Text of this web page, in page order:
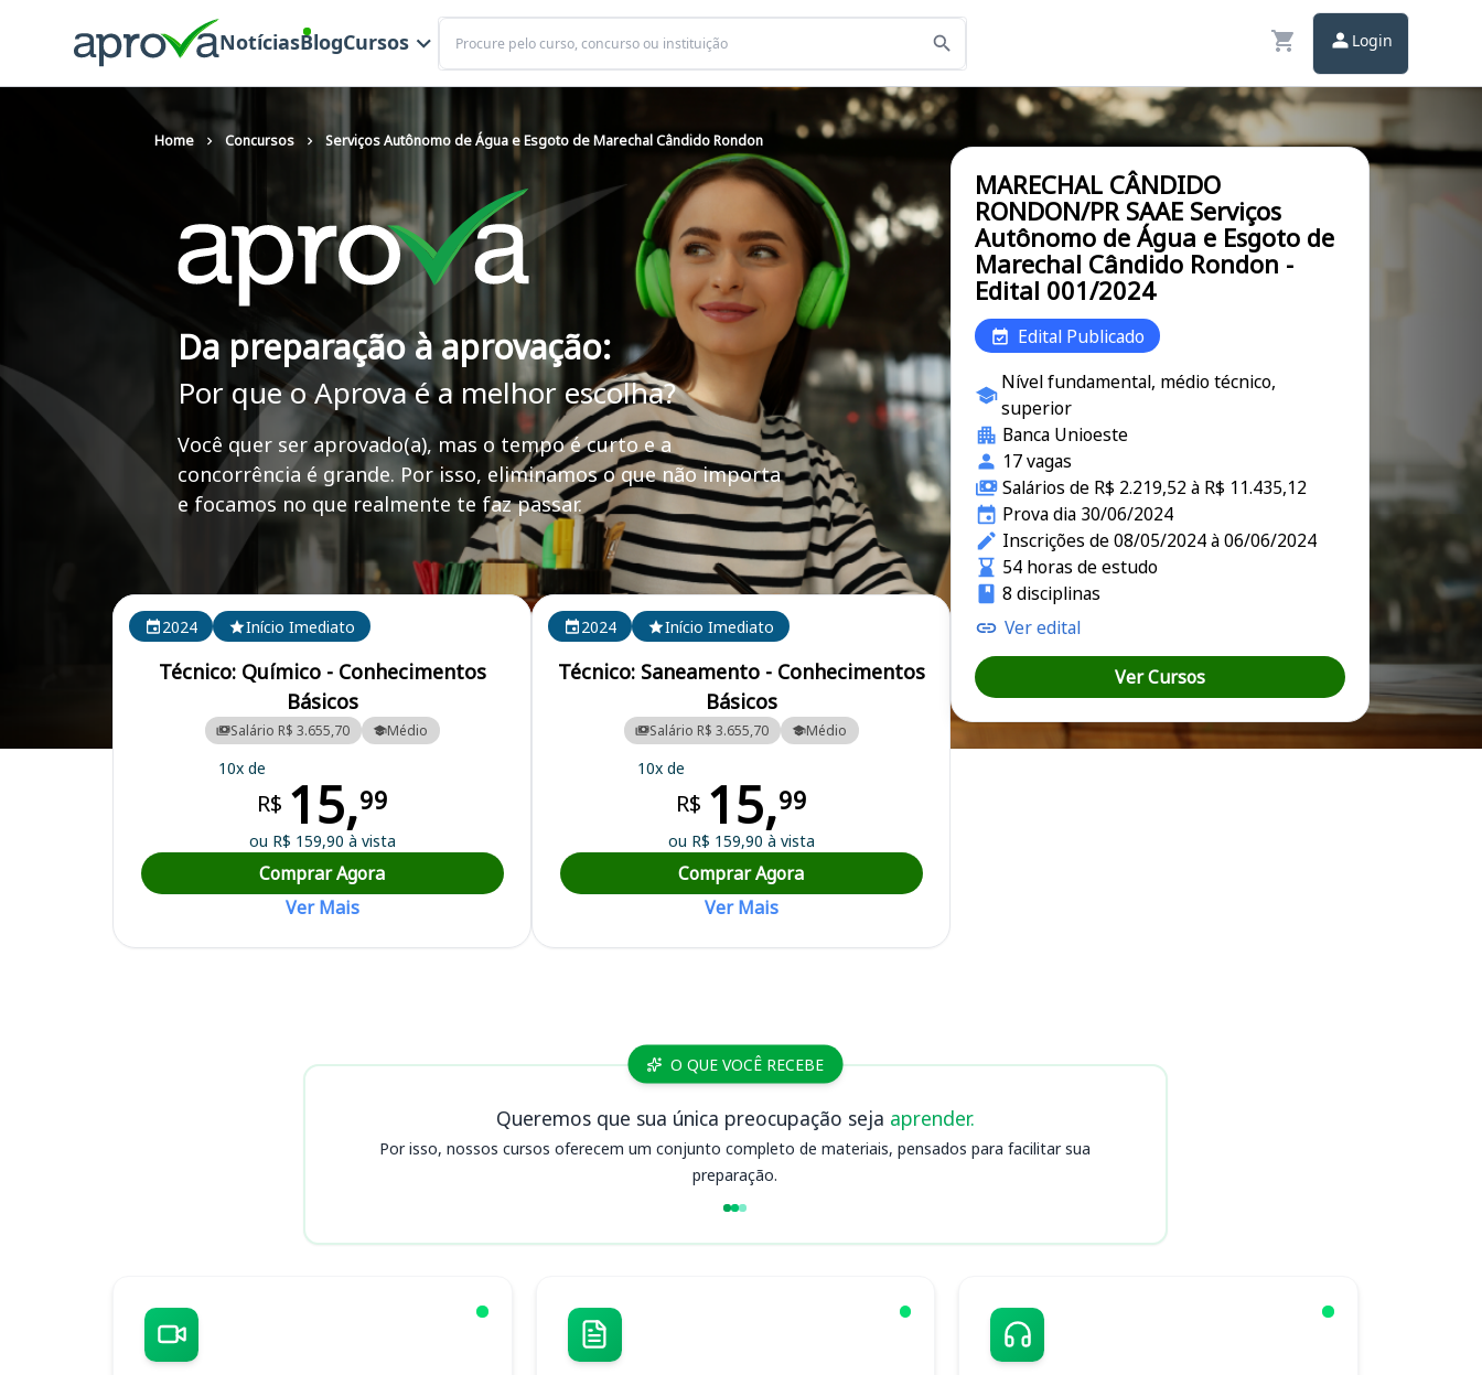
NotíciasBlogCursos
Buscar
Login
Home Concursos Serviços Autônomo de Água e Esgoto de Marechal Cândido Rondon
Da preparação à aprovação:
Por que o Aprova é a melhor escolha?
Você quer ser aprovado(a), mas o tempo é curto e a
concorrência é grande. Por isso, eliminamos o que não importa
e focamos no que realmente te faz passar.
Curso Preparatório para o Concurso SAAE - Serviços Autônomo de Água e Esgoto de Marechal Cândido Rondon
Cursos em destaque para passar no concurso SAAE
2024
Início Imediato
Técnico: Químico - Conhecimentos
Básicos
Salário R$ 3.655,70 Médio
10x de
R$ 15,99
ou R$ 159,90 à vista
Comprar Agora
Ver Mais
2024 Início Imediato
Técnico: Saneamento - Conhecimentos
Básicos
Salário R$ 3.655,70 Médio
10x de
R$ 15,99
ou R$ 159,90 à vista
Comprar Agora
Ver Mais
MARECHAL CÂNDIDO
RONDON/PR SAAE Serviços
Autônomo de Água e Esgoto de
Marechal Cândido Rondon -
Edital 001/2024
Edital Publicado
Nível fundamental, médio técnico,
superior
Banca Unioeste
17 vagas
Salários de R$ 2.219,52 à R$ 11.435,12
Prova dia 30/06/2024
Inscrições de 08/05/2024 à 06/06/2024
54 horas de estudo
8 disciplinas
Ver edital
Ver Cursos
O QUE VOCÊ RECEBE
Queremos que sua única preocupação seja aprender.
Por isso, nossos cursos oferecem um conjunto completo de materiais, pensados para facilitar sua
preparação.